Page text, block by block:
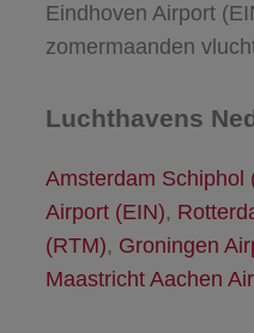
Eindhoven Airport
zomermaanden
Luchthavens
Amsterdam Schiphol
Airport (EIN),
(RTM), Groningen
Maastricht Aachen